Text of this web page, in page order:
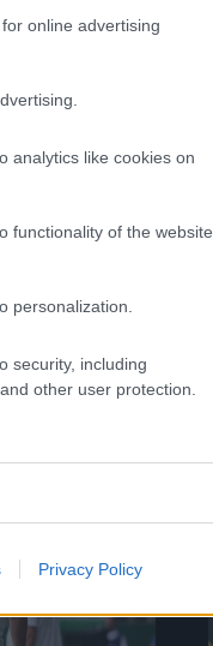
online advertising
analytics like cookies on
functionality of the website
personalization.
security, including
other user protection.
Privacy Policy
Time
HÍREK